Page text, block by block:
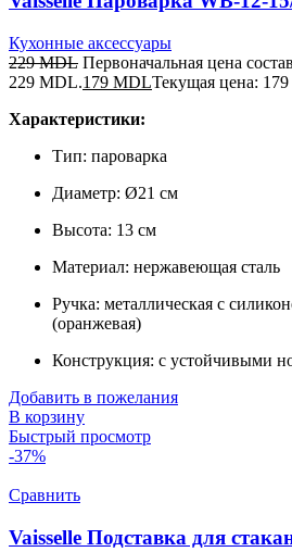
Кухонные аксессуары
229MDL Первоначальная цена
229 MDL.179 MDLТекущая цена:
Характеристики:
Тип: пароварка
Диаметр: Ø21 см
Высота: 13 см
Материал: нержавеющая сталь
Ручка: металлическая с
(оранжевая)
Конструкция: с устойчивыми
Добавить в пожелания
В корзину
Быстрый просмотр
-37%
Сравнить
Vaisselle Подставка для